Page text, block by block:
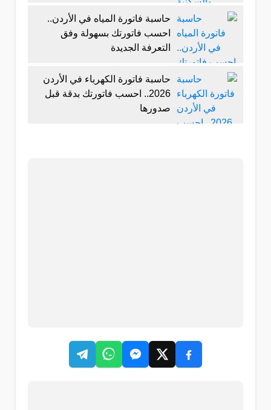
حاسبة فاتورة المياه في الأردن..
احسب فاتورتك بسهولة وفق
التعرفة الجديدة
حاسبة فاتورة الكهرباء في الأردن
2026.. احسب فاتورتك بدقة قبل
صدورها